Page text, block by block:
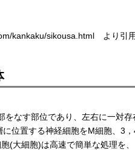
kankaku/sikousa.html より引
をなす部位であり、左右に一対
位置する神経細胞をM細胞、3
(大細胞)は高速で簡単な処理を